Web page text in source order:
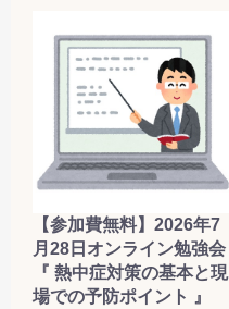
【参加費無料】2026年7
月28日オンライン勉強会
『 熱中症対策の基本と現
場での予防ポイント 』